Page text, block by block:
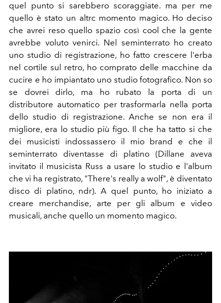
quel punto si sarebbero scoraggiate. ma per me
quello è stato un altrc momento magico. Ho deciso
che avrei reso quello spazio così cool che la gente
avrebbe voluto venirci. Nel seminterrato ho creato
uno studio di registrazione, ho fatto crescere l'erba
nel cortile sul retro, ho comprato delle macchine da
cucire e ho impiantato uno studio fotografico. Non so
se dovrei dirlo, ma ho rubato la porta di un
distributore automatico per trasformarla nella porta
dello studio di registrazione. Anche se non era il
migliore, era lo studio più figo. Il che hatatto si che
dei musicisti indossassero il mio brand e che il
seminterrato diventasse di platino (Dillane aveva
invitato il musicista Russ a usare lo studio e l'album
che vi ha registrato, "There's really a wolf", è diventato
disco di platino, ndr). A quel punto, ho iniziato a
creare merchandise, arte per gli album e video
musicali, anche quello un momento magico.